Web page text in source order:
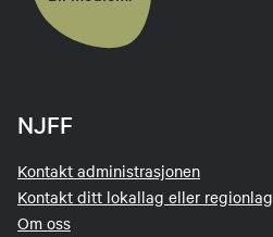
NJFF
Kontakt administrasjonen
Kontakt ditt lokallag eller regionlag
Om oss